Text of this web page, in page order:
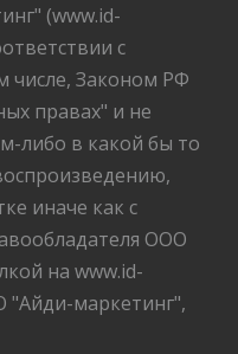
(www.id-
с
числе, Законом РФ
правах" и не
либо в какой бы то
иначе как с
ООО
на www.id-
маркетинг",